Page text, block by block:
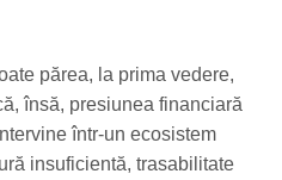
părea, la prima vedere,
însă, presiunea financiară
într-un ecosistem
insuficientă, trasabilitate